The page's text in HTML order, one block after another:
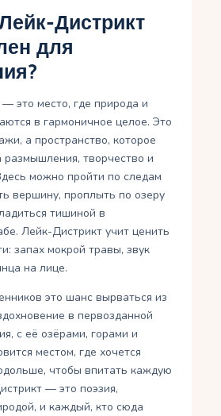
Дистрикт
для
это место, где природа и
в гармоничное целое. Это
а пространство, которое
размышления, творчество и
можно пройти по следам
вершину, проплыть по озеру
тишиной в
Лейк-Дистрикт учит ценить
запах мокрой травы, звук
на лице.
это шанс вырваться из
в первозданной
с её озёрами, горами и
местом, где хочется
чтобы впитать каждую
— это поэзия,
и каждый, кто сюда